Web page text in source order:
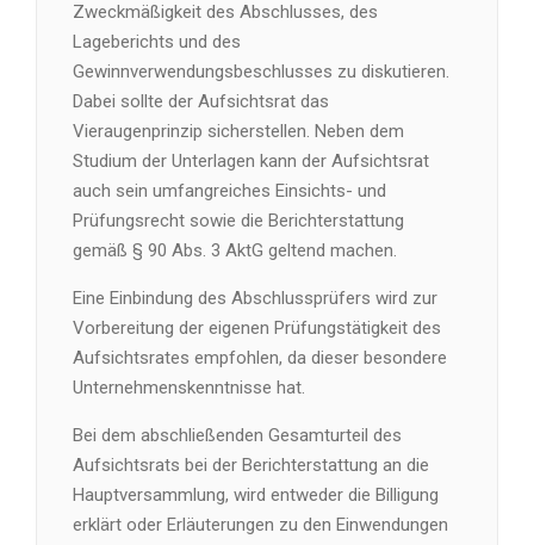
Zweckmäßigkeit des Abschlusses, des
Lageberichts und des
Gewinnverwendungsbeschlusses zu diskutieren.
Dabei sollte der Aufsichtsrat das
Vieraugenprinzip sicherstellen. Neben dem
Studium der Unterlagen kann der Aufsichtsrat
auch sein umfangreiches Einsichts- und
Prüfungsrecht sowie die Berichterstattung
gemäß § 90 Abs. 3 AktG geltend machen.
Eine Einbindung des Abschlussprüfers wird zur
Vorbereitung der eigenen Prüfungstätigkeit des
Aufsichtsrates empfohlen, da dieser besondere
Unternehmenskenntnisse hat.
Bei dem abschließenden Gesamturteil des
Aufsichtsrats bei der Berichterstattung an die
Hauptversammlung, wird entweder die Billigung
erklärt oder Erläuterungen zu den Einwendungen